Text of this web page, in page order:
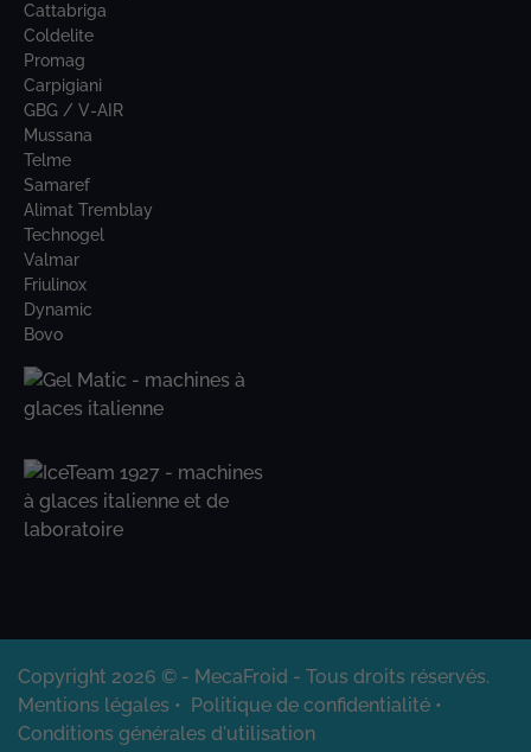
Cattabriga
Coldelite
Promag
Carpigiani
GBG / V-AIR
Mussana
Telme
Samaref
Alimat Tremblay
Technogel
Valmar
Friulinox
Dynamic
Bovo
Copyright 2026 © - MecaFroid - Tous droits réservés.
Mentions légales • Politique de confidentialité •
Conditions générales d'utilisation